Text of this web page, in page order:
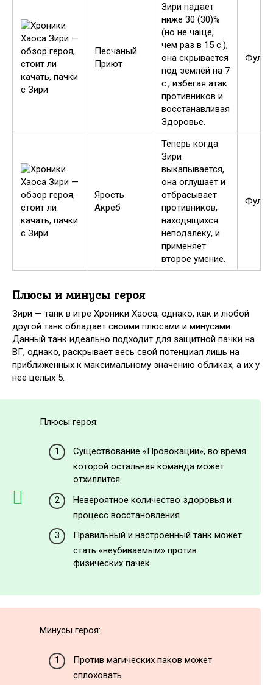
Песчаный
Приют
Зири падает
ниже 30 (30)%
(но не чаще,
чем раз в 15 с.),
она скрывается
под землёй на 7
с., избегая атак
противников и
восстанавливая
Здоровье.
Фулл
Ярость
Акреб
Теперь когда
Зири
выкапывается,
она оглушает и
отбрасывает
противников,
находящихся
неподалёку, и
применяет
второе умение.
Фулл
Плюсы и минусы героя
Зири — танк в игре Хроники Хаоса, однако, как и любой
другой танк обладает своими плюсами и минусами.
Данный танк идеально подходит для защитной пачки на
ВГ, однако, раскрывает весь свой потенциал лишь на
приближенных к максимальному значению обликах, а их у
неё целых 5.
Плюсы героя:
Существование «Провокации», во время
которой остальная команда может
отхиллится.
Невероятное количество здоровья и
процесс восстановления
Правильный и настроенный танк может
стать «неубиваемым» против
физических пачек
Минусы героя:
Против магических паков может
сплоховать